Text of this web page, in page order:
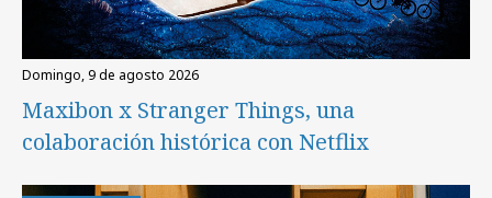
domingo, 9 de agosto 2026
Maxibon x Stranger Things, una
colaboración histórica con Netflix